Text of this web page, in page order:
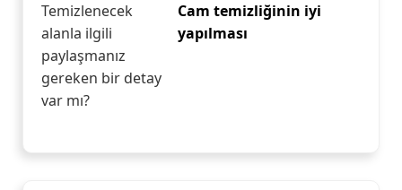
Temizlenecek
alanla ilgili
paylaşmanız
gereken bir detay
var mı?
Cam temizliğinin iyi
yapılması